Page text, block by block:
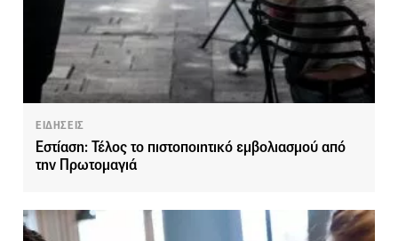
ΕΙΔΗΣΕΙΣ
Εστίαση: Τέλος το πιστοποιητικό εμβολιασμού από
την Πρωτομαγιά